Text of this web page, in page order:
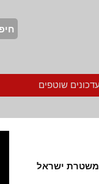
חיפוש
שוטפים
ישראל